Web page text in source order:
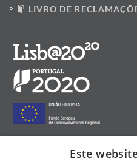
LIVRO DE
Este